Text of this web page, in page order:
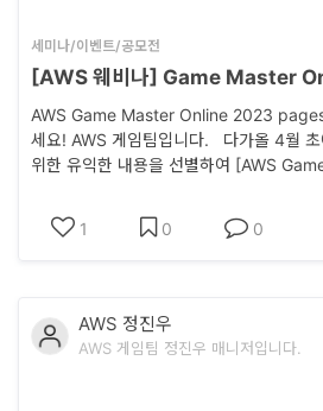
홍
보
세미나/이벤트/공모전
[AWS 웨비나] Game Master
AWS Game Master Online 2023
세요! AWS 게임팀입니다. 다가올 4월
위한 유익한 내용을 선별하여 [AWS
를 AWS에서 최소 비용으로 신속하게 수
발자도 손쉽게 로그 분석을 하는 법 3) 글
1 0 0
AWS 정진우
AWS 게임팀 정진우 매니저입니다.